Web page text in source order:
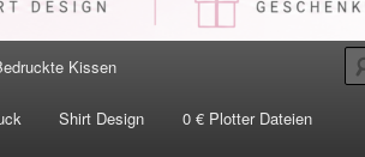
Kissen
Shirt Design 0 € Plotter Dateien